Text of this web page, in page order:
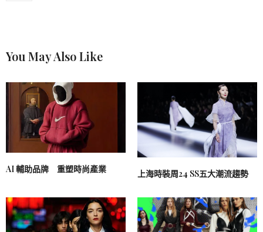
You May Also Like
AI 輔助品牌 重塑時尚產業 上海時裝周24 SS五大潮流趨勢